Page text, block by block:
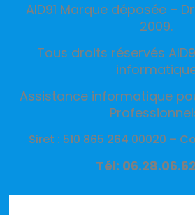
AID91 Marque déposée –
2009.
Tous droits réservés
Assistance informatique
Siret : 510 865 264 00020 –
Tél: